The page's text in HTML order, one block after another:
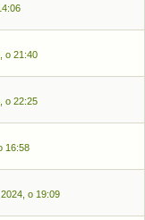
o 21:40
o 22:25
16:58
o 19:09